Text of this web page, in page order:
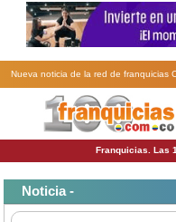
Nueva noticia de la red de franquicias
Franquicias. Las
Noticia -